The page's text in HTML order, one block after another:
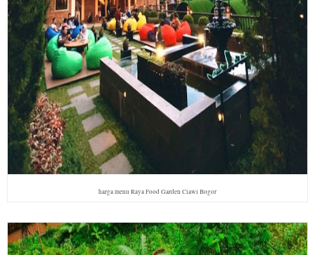
harga menu Raya Food Garden Ciawi Bogor